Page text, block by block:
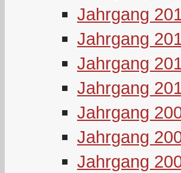
Jahrgang
Jahrgang
Jahrgang
Jahrgang
Jahrgang
Jahrgang
Jahrgang